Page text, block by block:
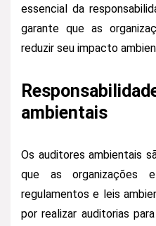
essencial da
garante que as
reduzir seu impacto
ambientais
Os auditores ambientais
que as organizações
regulamentos e leis
por realizar auditorias